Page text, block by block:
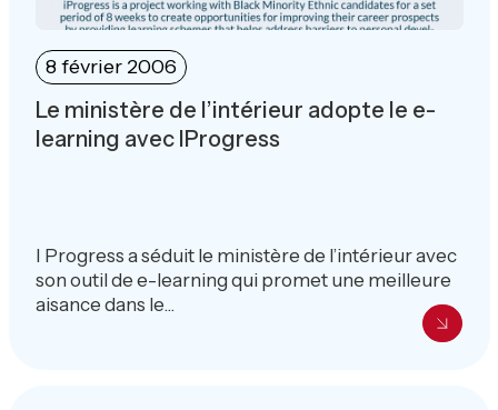
8 février 2006
Le ministère de l’intérieur adopte le e-
learning avec IProgress
I Progress a séduit le ministère de l’intérieur avec
son outil de e-learning qui promet une meilleure
aisance dans le...